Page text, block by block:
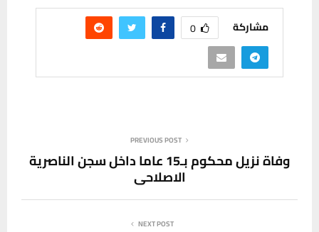
مشاركة 0
PREVIOUS POST
وفاة نزيل محكوم بـ15 عاما داخل سجن الناصرية
الاصلاحي
NEXT POST